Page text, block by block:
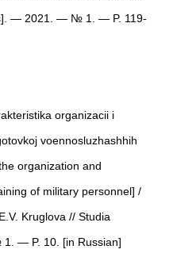
— 2021. — № 1. — P. 119-
organizacii i
voennosluzhashhih
organization and
of military personnel] /
Kruglova // Studia
— P. 10. [in Russian]